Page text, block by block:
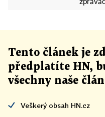
Tento článek je
předplatíte HN,
všechny naše
Veškerý obsah HN.cz